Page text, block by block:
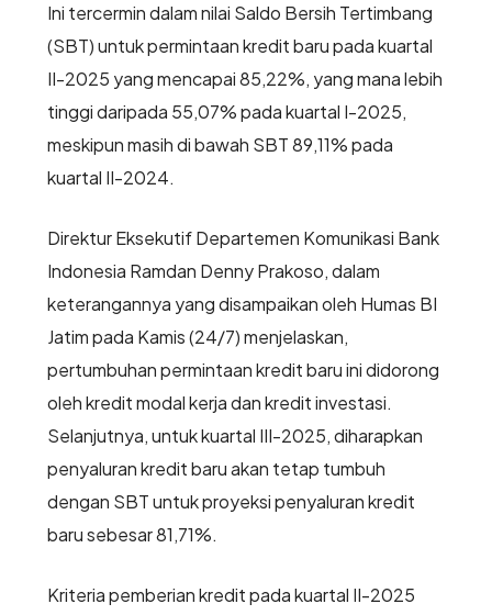
Ini tercermin dalam nilai Saldo Bersih Tertimbang
(SBT) untuk permintaan kredit baru pada kuartal
II-2025 yang mencapai 85,22%, yang mana lebih
tinggi daripada 55,07% pada kuartal I-2025,
meskipun masih di bawah SBT 89,11% pada
kuartal II-2024.
Direktur Eksekutif Departemen Komunikasi Bank
Indonesia Ramdan Denny Prakoso, dalam
keterangannya yang disampaikan oleh Humas BI
Jatim pada Kamis (24/7) menjelaskan,
pertumbuhan permintaan kredit baru ini didorong
oleh kredit modal kerja dan kredit investasi.
Selanjutnya, untuk kuartal III-2025, diharapkan
penyaluran kredit baru akan tetap tumbuh
dengan SBT untuk proyeksi penyaluran kredit
baru sebesar 81,71%.
Kriteria pemberian kredit pada kuartal II-2025